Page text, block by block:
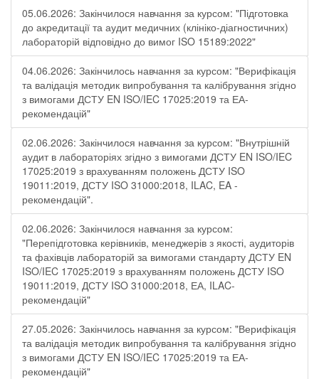
05.06.2026: Закінчилося навчання за курсом: "Підготовка
до акредитації та аудит медичних (клініко-діагностичних)
лабораторій відповідно до вимог ISO 15189:2022"
04.06.2026: Закінчилось навчання за курсом: "Верифікація
та валідація методик випробування та калібрування згідно
з вимогами ДСТУ EN ISO/IEC 17025:2019 та ЕА-
рекомендацій"
02.06.2026: Закінчилося навчання за курсом: "Внутрішній
аудит в лабораторіях згідно з вимогами ДСТУ EN ISO/IEC
17025:2019 з врахуванням положень ДСТУ ISO
19011:2019, ДСТУ ISO 31000:2018, ILAC, EA -
рекомендацій".
02.06.2026: Закінчилося навчання за курсом:
"Перепідготовка керівників, менеджерів з якості, аудиторів
та фахівців лабораторій за вимогами стандарту ДСТУ EN
ISO/IEC 17025:2019 з врахуванням положень ДСТУ ISO
19011:2019, ДСТУ ISO 31000:2018, ЕА, ILAC-
рекомендацій"
27.05.2026: Закінчилось навчання за курсом: "Верифікація
та валідація методик випробування та калібрування згідно
з вимогами ДСТУ EN ISO/IEC 17025:2019 та ЕА-
рекомендацій"